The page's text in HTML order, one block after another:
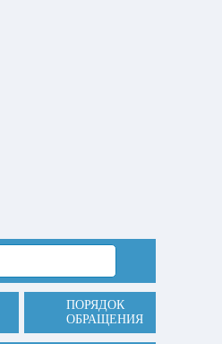
ПОРЯДОК
ОБРАЩЕНИЯ